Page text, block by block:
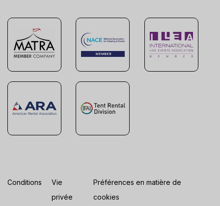
Conditions
Vie
privée
Préférences en matière de
cookies